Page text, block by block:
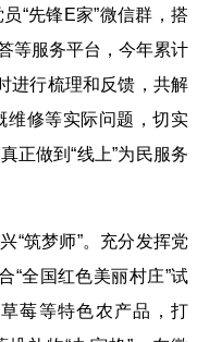
“先锋E家”微信群，搭
等服务平台，今年累计
进行梳理和反馈，共解
维修等实际问题，切实
正做到“线上”为民服务
“筑梦师”。充分发挥党
“全国红色美丽村庄”试
莓等特色农产品，打